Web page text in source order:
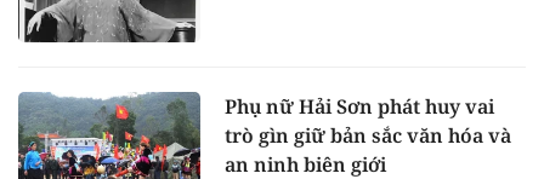
Phụ nữ Hải Sơn phát huy vai
trò gìn giữ bản sắc văn hóa và
an ninh biên giới